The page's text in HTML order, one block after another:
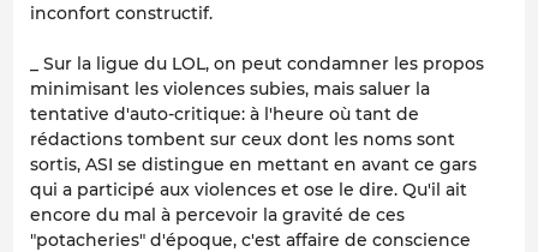
inconfort constructif.
_ Sur la ligue du LOL, on peut condamner les propos
minimisant les violences subies, mais saluer la
tentative d'auto-critique: à l'heure où tant de
rédactions tombent sur ceux dont les noms sont
sortis, ASI se distingue en mettant en avant ce gars
qui a participé aux violences et ose le dire. Qu'il ait
encore du mal à percevoir la gravité de ces
"potacheries" d'époque, c'est affaire de conscience